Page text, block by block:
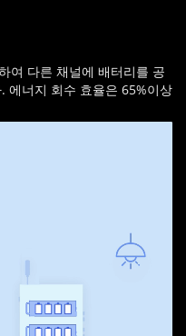
여 다른 채널에 배터리를 공
에너지 회수 효율은 65%이상